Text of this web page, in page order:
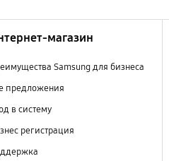
магазин
Samsung для бизнеса
предложения
в систему
регистрация